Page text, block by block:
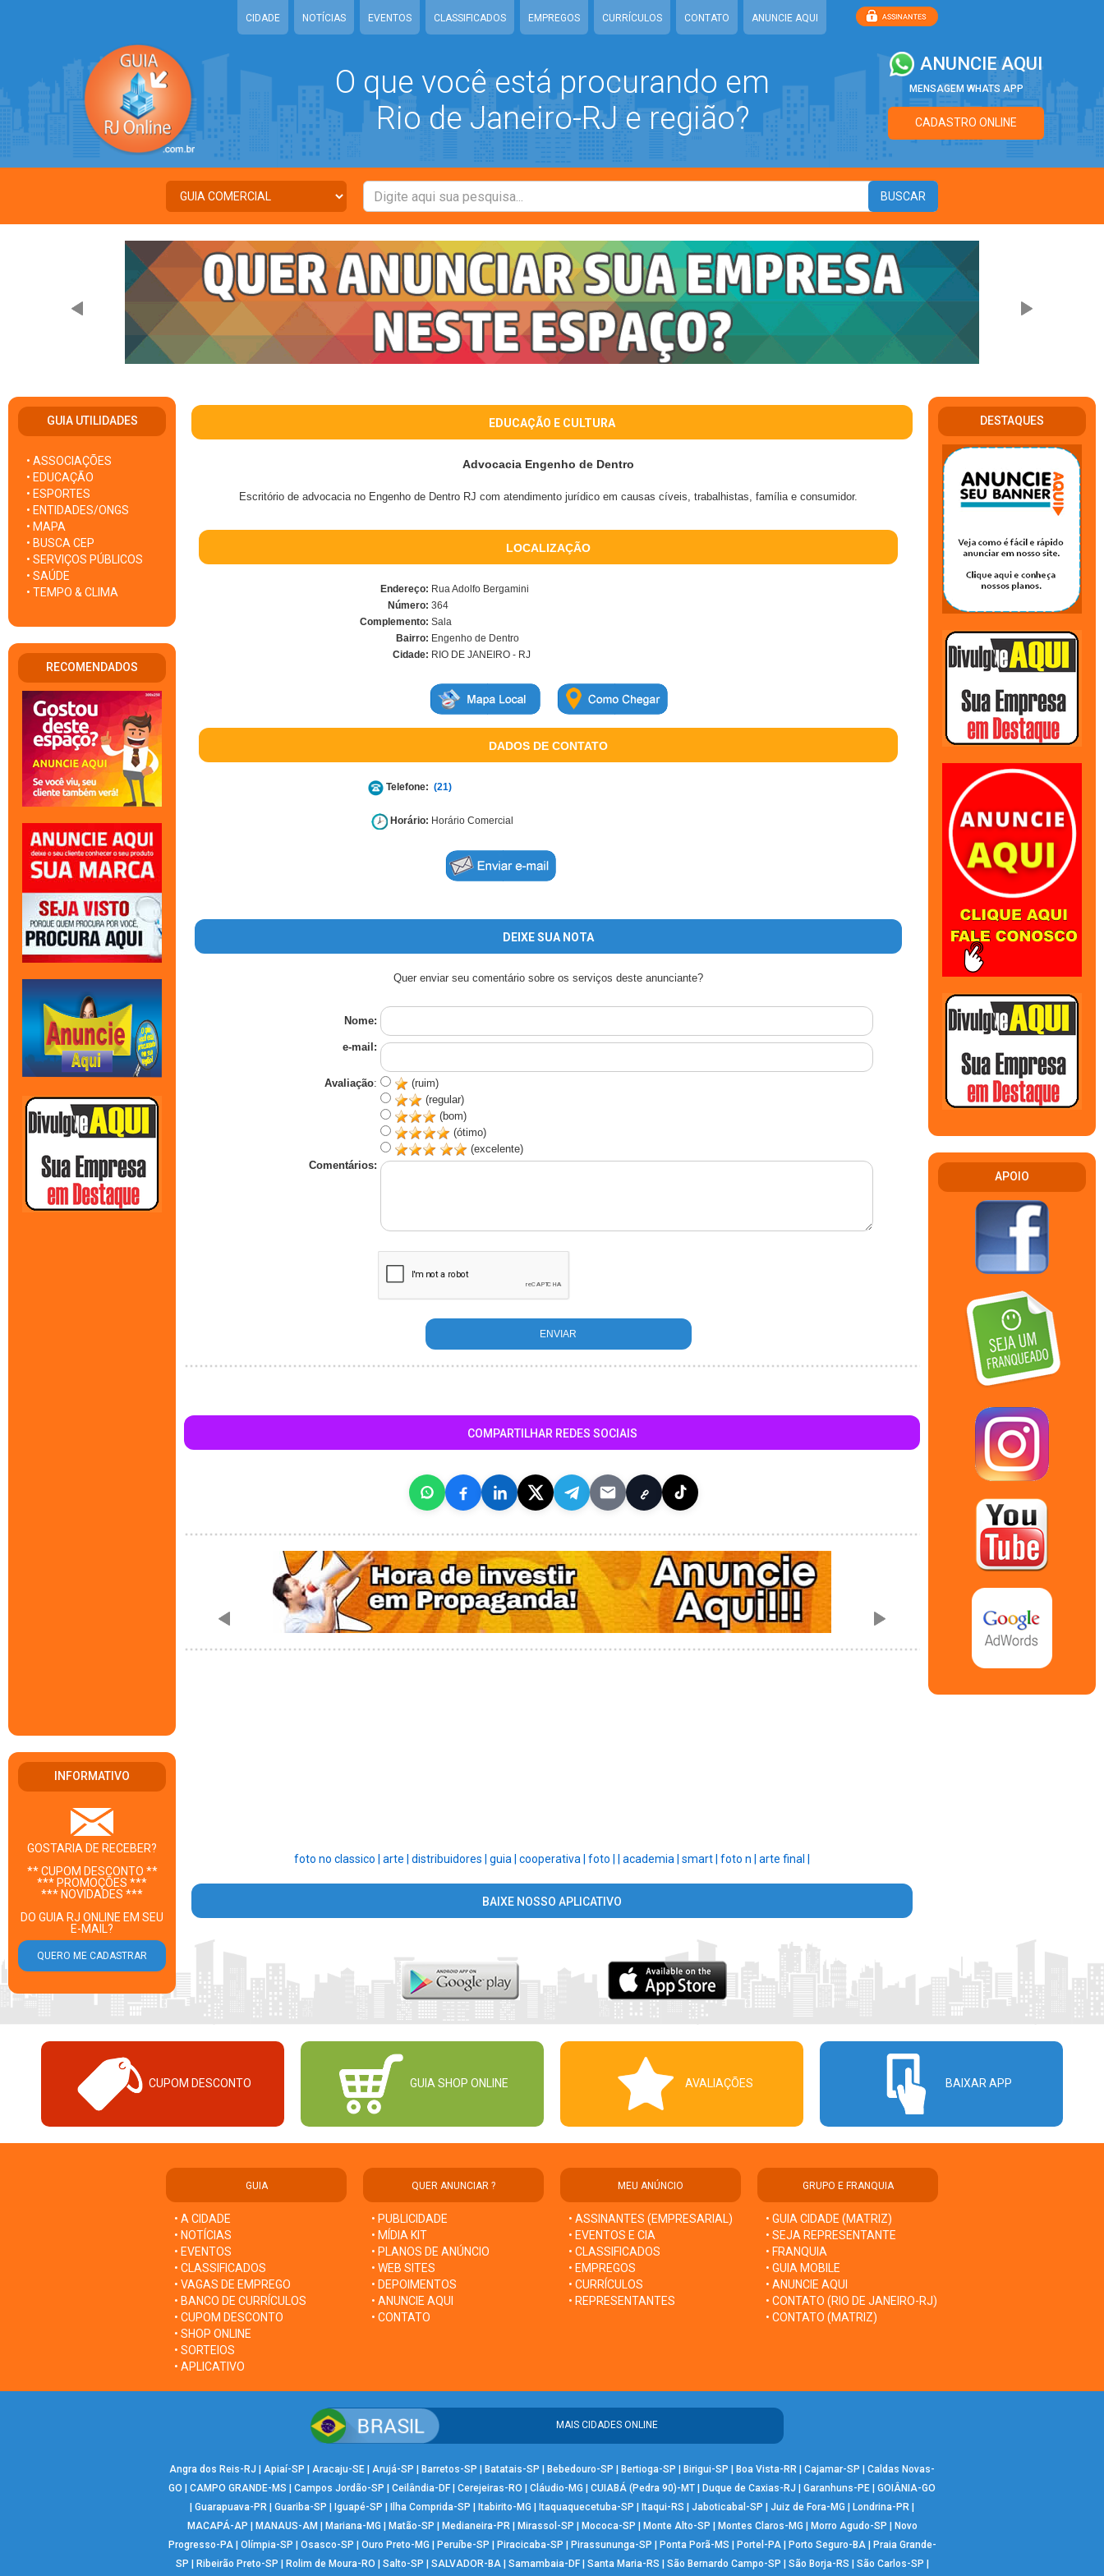
CIDADE NOTÍCIAS EVENTOS CLASSIFICADOS EMPREGOS CURRÍCULOS CONTATO ANUNCIE AQUI
O que você está procurando em
Rio de Janeiro-RJ e região?
ANUNCIE AQUI
MENSAGEM WHATS APP
CADASTRO ONLINE
GUIA UTILIDADES
• ASSOCIAÇÕES
• EDUCAÇÃO
• ESPORTES
• ENTIDADES/ONGS
• MAPA
• BUSCA CEP
• SERVIÇOS PÚBLICOS
• SAÚDE
• TEMPO & CLIMA
RECOMENDADOS
INFORMATIVO
GOSTARIA DE RECEBER?
** CUPOM DESCONTO **
*** PROMOÇÕES ***
*** NOVIDADES ***
DO GUIA RJ ONLINE EM SEU
E-MAIL?
EDUCAÇÃO E CULTURA
Advocacia Engenho de Dentro
Escritório de advocacia no Engenho de Dentro RJ com atendimento jurídico em causas cíveis, trabalhistas, família e consumidor.
LOCALIZAÇÃO
Endereço: Rua Adolfo Bergamini
Número: 364
Complemento: Sala
Bairro: Engenho de Dentro
Cidade: RIO DE JANEIRO - RJ
DADOS DE CONTATO
Telefone: (21)
Horário: Horário Comercial
DEIXE SUA NOTA
Quer enviar seu comentário sobre os serviços deste anunciante?
Nome:
e-mail:
Avaliação:
(ruim)
(regular)
(bom)
(ótimo)
(excelente)
Comentários:
COMPARTILHAR REDES SOCIAIS
foto no classico | arte | distribuidores | guia | cooperativa | foto | academia | smart | foto n | arte final |
BAIXE NOSSO APLICATIVO
DESTAQUES
APOIO
CUPOM DESCONTO GUIA SHOP ONLINE AVALIAÇÕES BAIXAR APP
GUIA
• A CIDADE
• NOTÍCIAS
• EVENTOS
• CLASSIFICADOS
• VAGAS DE EMPREGO
• BANCO DE CURRÍCULOS
• CUPOM DESCONTO
• SHOP ONLINE
• SORTEIOS
• APLICATIVO
QUER ANUNCIAR ?
• PUBLICIDADE
• MÍDIA KIT
• PLANOS DE ANÚNCIO
• WEB SITES
• DEPOIMENTOS
• ANUNCIE AQUI
• CONTATO
MEU ANÚNCIO
• ASSINANTES (EMPRESARIAL)
• EVENTOS E CIA
• CLASSIFICADOS
• EMPREGOS
• CURRÍCULOS
• REPRESENTANTES
GRUPO E FRANQUIA
• GUIA CIDADE (MATRIZ)
• SEJA REPRESENTANTE
• FRANQUIA
• GUIA MOBILE
• ANUNCIE AQUI
• CONTATO (RIO DE JANEIRO-RJ)
• CONTATO (MATRIZ)
MAIS CIDADES ONLINE
Angra dos Reis-RJ | Apiaí-SP | Aracaju-SE | Arujá-SP | Barretos-SP | Batatais-SP | Bebedouro-SP | Bertioga-SP | Birigui-SP | Boa Vista-RR | Cajamar-SP | Caldas Novas-
GO | CAMPO GRANDE-MS | Campos Jordão-SP | Ceilândia-DF | Cerejeiras-RO | Cláudio-MG | CUIABÁ (Pedra 90)-MT | Duque de Caxias-RJ | Garanhuns-PE | GOIÂNIA-GO
| Guarapuava-PR | Guariba-SP | Iguapé-SP | Ilha Comprida-SP | Itabirito-MG | Itaquaquecetuba-SP | Itaqui-RS | Jaboticabal-SP | Juiz de Fora-MG | Londrina-PR |
MACAPÁ-AP | MANAUS-AM | Mariana-MG | Matão-SP | Medianeira-PR | Mirassol-SP | Mococa-SP | Monte Alto-SP | Montes Claros-MG | Morro Agudo-SP | Novo
Progresso-PA| Olímpia-SP | Osasco-SP | Ouro Preto-MG | Peruíbe-SP | Piracicaba-SP | Pirassununga-SP | Ponta Porã-MS | Portel-PA| Porto Seguro-BA| Praia Grande-
SP | Ribeirão Preto-SP | Rolim de Moura-RO | Salto-SP | SALVADOR-BA| Samambaia-DF| Santa Maria-RS | São Bernardo Campo-SP | São Borja-RS | São Carlos-SP |